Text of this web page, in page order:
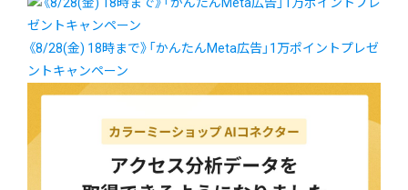
《8/28(金) 18時まで》「かんたんMeta広告」1万ポイントプレゼ
ントキャンペーン